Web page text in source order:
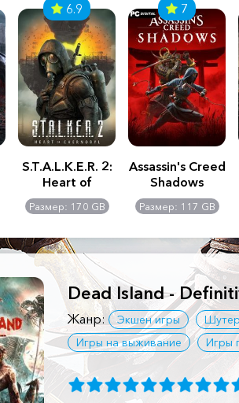
6.9
S.T.A.L.K.E.R. 2:
Heart of
Chernobyl -
Ultimate Edition
Размер: 170 GB
7
Assassin's Creed
Shadows
Размер: 117 GB
Dead Island -
Жанр: Экшен игры
Игры на выживание
Игры